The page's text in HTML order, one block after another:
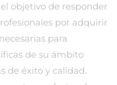
objetivo de responder
por adquirir
para
de su ámbito
de éxito y calidad.